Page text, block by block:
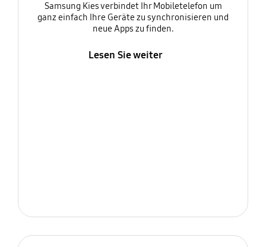
Samsung Kies verbindet Ihr Mobiletelefon um
ganz einfach Ihre Geräte zu synchronisieren und
neue Apps zu finden.
Lesen Sie weiter